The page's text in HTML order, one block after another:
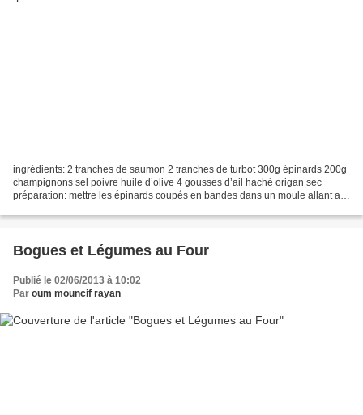
ingrédients: 2 tranches de saumon 2 tranches de turbot 300g épinards 200g
champignons sel poivre huile d’olive 4 gousses d’ail haché origan sec
préparation: mettre les épinards coupés en bandes dans un moule allant au
Bogues et Légumes au Four
Publié le 02/06/2013 à 10:02
Par oum mouncif rayan